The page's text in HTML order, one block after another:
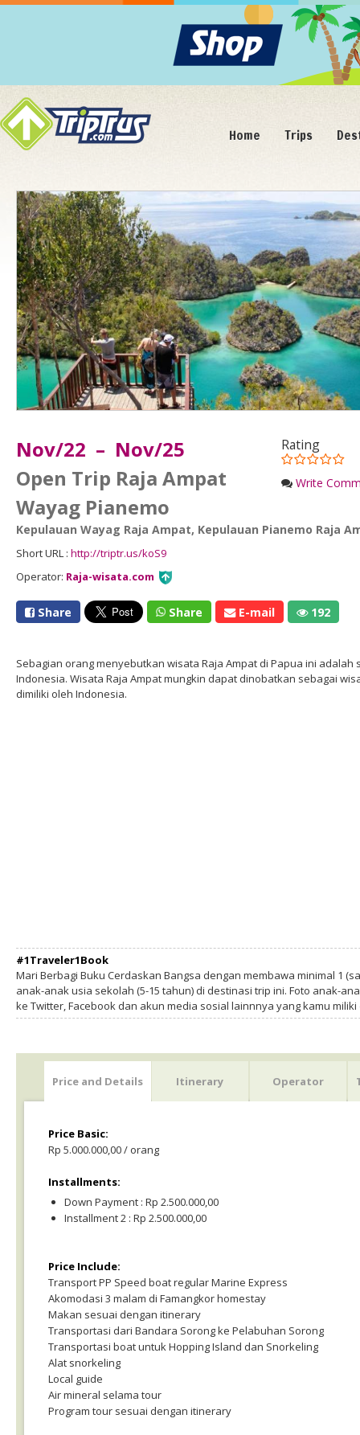
Home Trips
Rating
Write
Nov/22 – Nov/25
Open Trip Raja Ampat
Wayag Pianemo
Kepulauan Wayag Raja Ampat, Kepulauan Pianemo Raja
Short URL : http://triptr.us/koS9
Operator: Raja-wisata.com
Share Share E-mail 192
Sebagian orang menyebutkan wisata Raja Ampat di Papua ini
Indonesia. Wisata Raja Ampat mungkin dapat dinobatkan sebagai
dimiliki oleh Indonesia.
#1Traveler1Book
Mari Berbagi Buku Cerdaskan Bangsa dengan membawa minimal 1
anak-anak usia sekolah (5-15 tahun) di destinasi trip ini. Foto anak-
ke Twitter, Facebook dan akun media sosial lainnnya yang kamu
Price and Details Itinerary Operator
Price Basic:
Rp 5.000.000,00 / orang
Installments:
Down Payment : Rp 2.500.000,00
Installment 2 : Rp 2.500.000,00
Price Include:
Transport PP Speed boat regular Marine Express
Akomodasi 3 malam di Famangkor homestay
Makan sesuai dengan itinerary
Transportasi dari Bandara Sorong ke Pelabuhan Sorong
Transportasi boat untuk Hopping Island dan Snorkeling
Alat snorkeling
Local guide
Air mineral selama tour
Program tour sesuai dengan itinerary